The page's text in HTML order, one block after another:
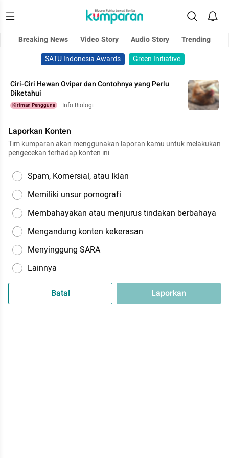
Breaking News Video Story Audio Story
Trending
SATU Indonesia Awards
Green Initiative
Ciri-Ciri Hewan Ovipar dan Contohnya yang Perlu
Diketahui
Kiriman Pengguna Info Biologi
Laporkan Konten
Tim kumparan akan menggunakan laporan kamu untuk melakukan
pengecekan terhadap konten ini.
Spam, Komersial, atau Iklan
Memiliki unsur pornografi
Membahayakan atau menjurus tindakan berbahaya
Mengandung konten kekerasan
Menyinggung SARA
Lainnya
Batal Laporkan